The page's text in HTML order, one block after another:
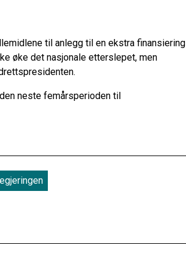
til anlegg til en ekstra finansiering
øke det nasjonale etterslepet, men
neste femårsperioden til